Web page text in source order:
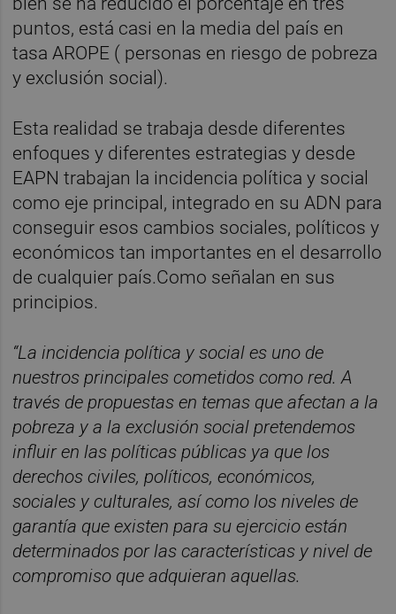
puntos, está casi en la media del país en
tasa AROPE ( personas en riesgo de pobreza
y exclusión social).
Esta realidad se trabaja desde diferentes
enfoques y diferentes estrategias y desde
EAPN trabajan la incidencia política y social
como eje principal, integrado en su ADN para
conseguir esos cambios sociales, políticos y
económicos tan importantes en el desarrollo
de cualquier país.Como señalan en sus
principios.
“La incidencia política y social es uno de
nuestros principales cometidos como red. A
través de propuestas en temas que afectan a la
pobreza y a la exclusión social pretendemos
influir en las políticas públicas ya que los
derechos civiles, políticos, económicos,
sociales y culturales, así como los niveles de
garantía que existen para su ejercicio están
determinados por las características y nivel de
compromiso que adquieran aquellas.